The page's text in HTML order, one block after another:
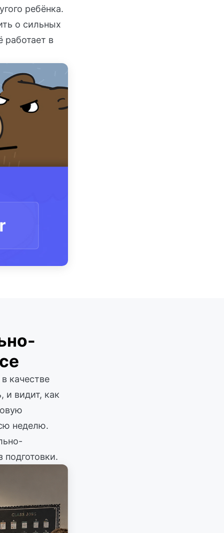
ребёнка.
о сильных
работает в
качестве
и видит, как
неделю.